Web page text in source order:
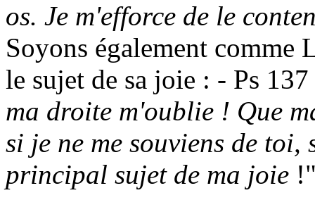
os. Je m'efforce de le
Soyons également comme
le sujet de sa joie : - Ps
ma droite m'oublie ! Que
si je ne me souviens de toi,
principal sujet de ma joie